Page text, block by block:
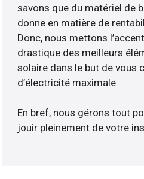
savons que du matériel de
donne en matière de
Donc, nous mettons
drastique des meilleurs
solaire dans le but de vous
d’électricité maximale.
En bref, nous gérons tout
jouir pleinement de votre